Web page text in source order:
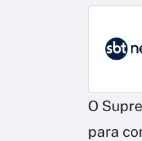
O
para